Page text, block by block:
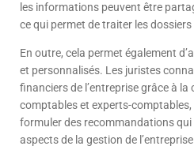
les informations peuvent être
ce qui permet de traiter les
En outre, cela permet également
et personnalisés. Les juristes
financiers de l’entreprise grâce à
comptables et experts-comptables,
formuler des recommandations
aspects de la gestion de l’entreprise.